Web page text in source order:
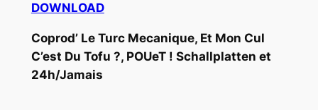
DOWNLOAD
Coprod’ Le Turc Mecanique, Et Mon Cul
C’est Du Tofu ?, POUeT ! Schallplatten et
24h/Jamais